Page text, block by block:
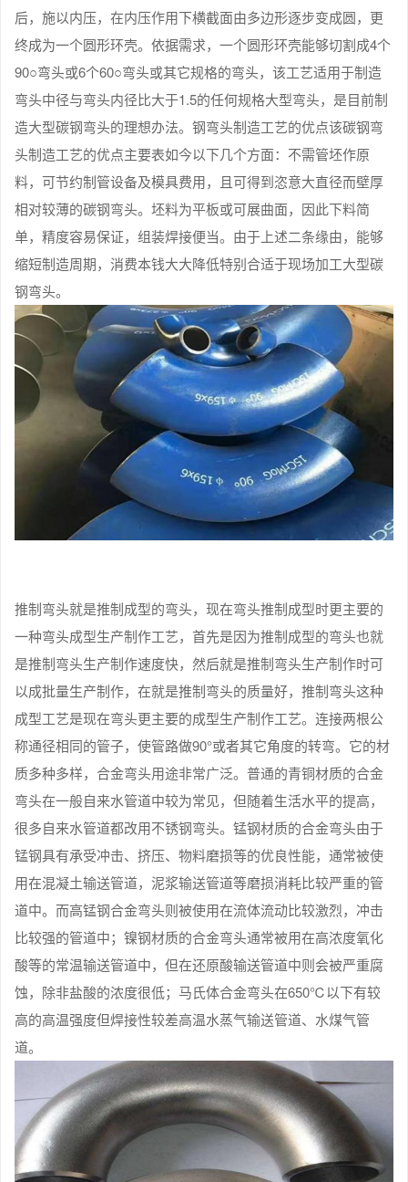
后，施以内压，在内压作用下横截面由多边形逐步变成圆，更
终成为一个圆形环壳。依据需求，一个圆形环壳能够切割成4个
90○弯头或6个60○弯头或其它规格的弯头，该工艺适用于制造
弯头中径与弯头内径比大于1.5的任何规格大型弯头，是目前制
造大型碳钢弯头的理想办法。钢弯头制造工艺的优点该碳钢弯
头制造工艺的优点主要表如今以下几个方面：不需管坯作原
料，可节约制管设备及模具费用，且可得到恣意大直径而壁厚
相对较薄的碳钢弯头。坯料为平板或可展曲面，因此下料简
单，精度容易保证，组装焊接便当。由于上述二条缘由，能够
缩短制造周期，消费本钱大大降低特别合适于现场加工大型碳
钢弯头。
推制弯头就是推制成型的弯头，现在弯头推制成型时更主要的
一种弯头成型生产制作工艺，首先是因为推制成型的弯头也就
是推制弯头生产制作速度快，然后就是推制弯头生产制作时可
以成批量生产制作，在就是推制弯头的质量好，推制弯头这种
成型工艺是现在弯头更主要的成型生产制作工艺。连接两根公
称通径相同的管子，使管路做90°或者其它角度的转弯。它的材
质多种多样，合金弯头用途非常广泛。普通的青铜材质的合金
弯头在一般自来水管道中较为常见，但随着生活水平的提高，
很多自来水管道都改用不锈钢弯头。锰钢材质的合金弯头由于
锰钢具有承受冲击、挤压、物料磨损等的优良性能，通常被使
用在混凝土输送管道，泥浆输送管道等磨损消耗比较严重的管
道中。而高锰钢合金弯头则被使用在流体流动比较激烈，冲击
比较强的管道中；镍钢材质的合金弯头通常被用在高浓度氧化
酸等的常温输送管道中，但在还原酸输送管道中则会被严重腐
蚀，除非盐酸的浓度很低；马氏体合金弯头在650℃以下有较
高的高温强度但焊接性较差高温水蒸气输送管道、水煤气管
道。